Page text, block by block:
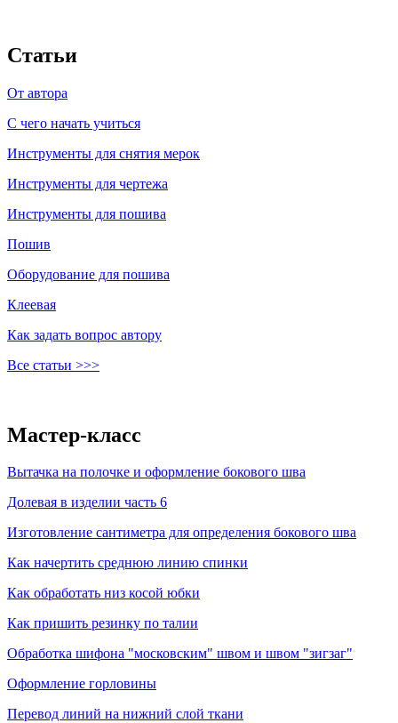
Статьи
От автора
C чего начать учиться
Инструменты для снятия мерок
Инструменты для чертежа
Инструменты для пошива
Пошив
Оборудование для пошива
Клеевая
Как задать вопрос автору
Все статьи >>>
Мастер-класс
Вытачка на полочке и оформление бокового шва
Долевая в изделии часть 6
Изготовление сантиметра для определения бокового шва
Как начертить среднюю линию спинки
Как обработать низ косой юбки
Как пришить резинку по талии
Обработка шифона "московским" швом и швом "зигзаг"
Оформление горловины
Перевод линий на нижний слой ткани